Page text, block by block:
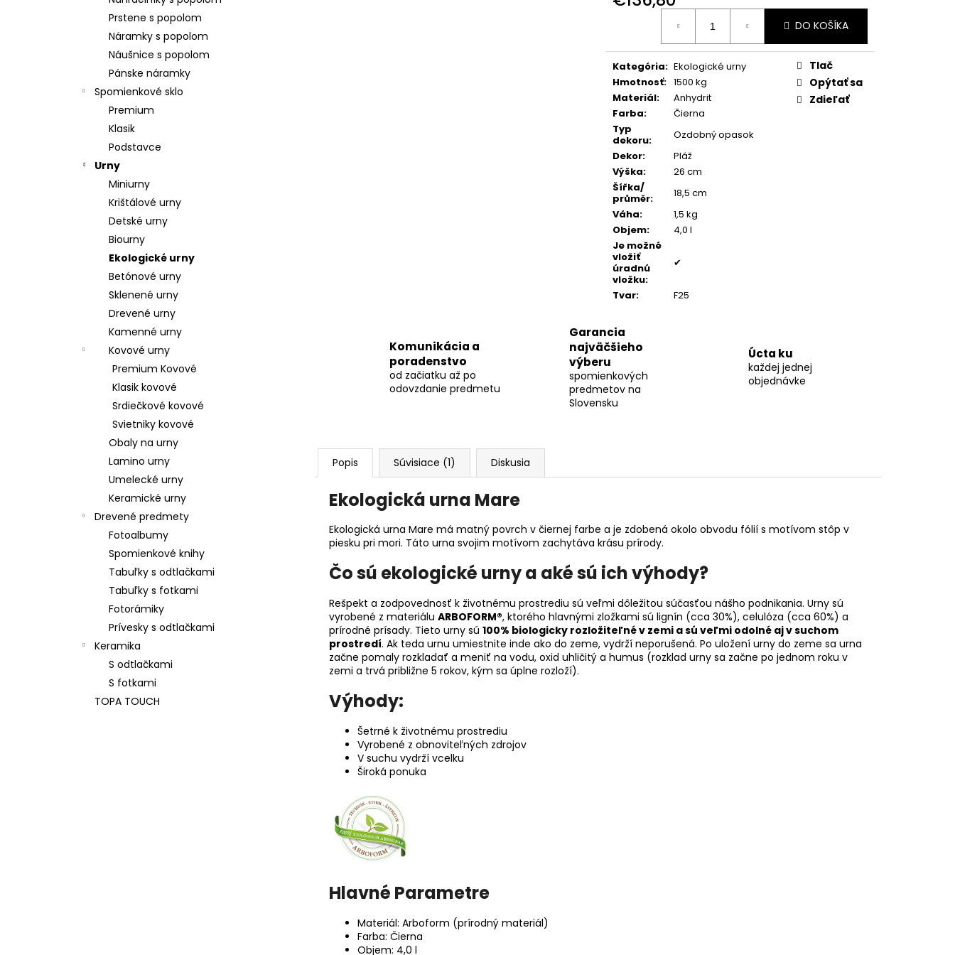
Prstene s popolom
Náramky s popolom
Náušnice s popolom
Pánske náramky
Spomienkové sklo
Premium
Klasik
Podstavce
Urny
Miniurny
Krištálové urny
Detské urny
Biourny
Ekologické urny
Betónové urny
Sklenené urny
Drevené urny
Kamenné urny
Kovové urny
Premium Kovové
Klasik kovové
Srdiečkové kovové
Svietniky kovové
Obaly na urny
Lamino urny
Umelecké urny
Keramické urny
Drevené predmety
Fotoalbumy
Spomienkové knihy
Tabuľky s odtlačkami
Tabuľky s fotkami
Fotorámiky
Prívesky s odtlačkami
Keramika
S odtlačkami
S fotkami
TOPA TOUCH
Jednotková
DO KOŠÍKA
Kategória: Ekologické urny
Hmotnosť: 1500 kg
Materiál:
Anhydrit
Farba:
Čierna
Typ
dekoru:
Ozdobný opasok
Dekor:
Pláž
Výška:
26 cm
Šířka/
průměr:
18,5 cm
Váha:
1,5 kg
Objem:
4,0 l
Je možné
vložiť
úradnú
vložku:
✔
Tvar: F25
Tlač
Opýtať sa
Zdieľať
Komunikácia a
poradenstvo
od začiatku až po
odovzdanie predmetu
Garancia
najväčšieho
výberu
spomienkových
predmetov na
Slovensku
Úcta ku
každej jednej
objednávke
Popis Súvisiace (1) Diskusia
Ekologická urna Mare
Ekologická urna Mare má matný povrch v čiernej farbe a je zdobená okolo obvodu fólií s motívom stôp v
piesku pri mori. Táto urna svojim motívom zachytáva krásu prírody.
Čo sú ekologické urny a aké sú ich výhody?
Rešpekt a zodpovednosť k životnému prostrediu sú veľmi dôležitou súčasťou nášho podnikania. Urny sú
vyrobené z materiálu ARBOFORM®, ktorého hlavnými zložkami sú lignín (cca 30%), celulóza (cca 60%) a
prírodné prísady. Tieto urny sú 100% biologicky rozložiteľné v zemi a sú veľmi odolné aj v suchom
prostredí. Ak teda urnu umiestnite inde ako do zeme, vydrží neporušená. Po uložení urny do zeme sa urna
začne pomaly rozkladať a meniť na vodu, oxid uhličitý a humus (rozklad urny sa začne po jednom roku v
zemi a trvá približne 5 rokov, kým sa úplne rozloží).
Výhody:
Šetrné k životnému prostrediu
Vyrobené z obnoviteľných zdrojov
V suchu vydrží vcelku
Široká ponuka
Hlavné Parametre
Materiál: Arboform (prírodný materiál)
Farba: Čierna
Objem: 4,0 l
POZLÁTENÝ PRSTEŇ PERLEŤ
POZLÁTENÝ PRSTEŇ MODRÝ ACHÁT